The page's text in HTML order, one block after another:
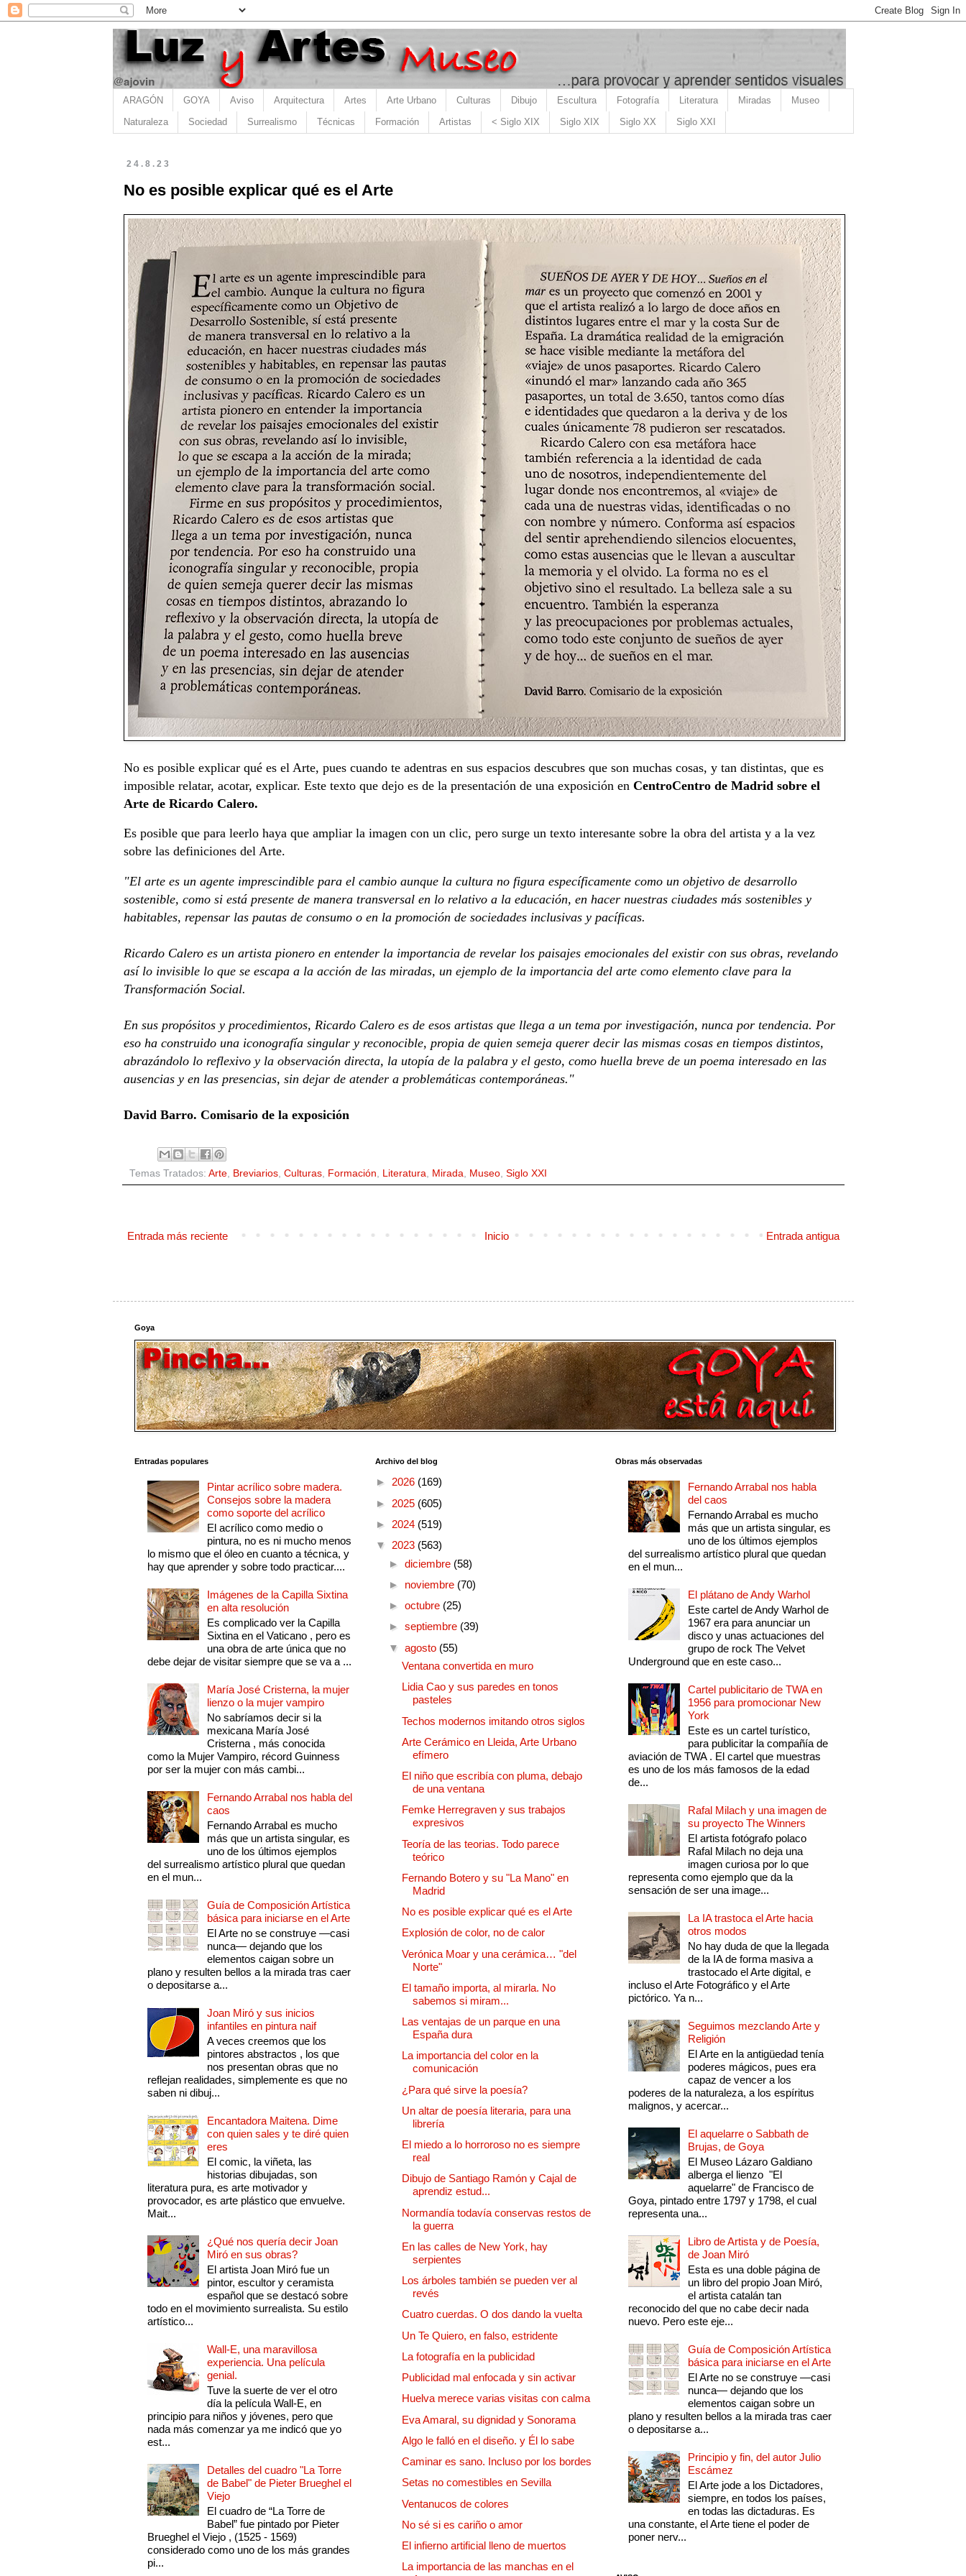
ARAGÓN GOYA Aviso Arquitectura Artes Arte Urbano Culturas Dibujo Escultura Fotografía Literatura Miradas Museo
Naturaleza Sociedad Surrealismo Técnicas Formación Artistas < Siglo XIX Siglo XIX Siglo XX Siglo XXI
24.8.23
No es posible explicar qué es el Arte
No es posible explicar qué es el Arte, pues cuando te adentras en sus espacios descubres que son muchas cosas, y tan distintas, que es
imposible relatar, acotar, explicar. Este texto que dejo es de la presentación de una exposición en CentroCentro de Madrid sobre el
Arte de Ricardo Calero.
Es posible que para leerlo haya que ampliar la imagen con un clic, pero surge un texto interesante sobre la obra del artista y a la vez
sobre las definiciones del Arte.
"El arte es un agente imprescindible para el cambio aunque la cultura no figura específicamente como un objetivo de desarrollo
sostenible, como si está presente de manera transversal en lo relativo a la educación, en hacer nuestras ciudades más sostenibles y
habitables, repensar las pautas de consumo o en la promoción de sociedades inclusivas y pacíficas.
Ricardo Calero es un artista pionero en entender la importancia de revelar los paisajes emocionales del existir con sus obras, revelando
así lo invisible lo que se escapa a la acción de las miradas, un ejemplo de la importancia del arte como elemento clave para la
Transformación Social.
En sus propósitos y procedimientos, Ricardo Calero es de esos artistas que llega a un tema por investigación, nunca por tendencia. Por
eso ha construido una iconografía singular y reconocible, propia de quien semeja querer decir las mismas cosas en tiempos distintos,
abrazándolo lo reflexivo y la observación directa, la utopía de la palabra y el gesto, como huella breve de un poema interesado en las
ausencias y en las presencias, sin dejar de atender a problemáticas contemporáneas."
David Barro. Comisario de la exposición
Temas Tratados: Arte, Breviarios, Culturas, Formación Literatura Mirada Museo, Siglo XXI
Entrada más reciente Entrada antigua
Inicio
Goya
Entradas populares
Pintar acrílico sobre madera.
Consejos sobre la madera
como soporte del acrílico
El acrílico como medio o
pintura, no es ni mucho menos
lo mismo que el óleo en cuanto a técnica, y
hay que aprender y sobre todo practicar....
Imágenes de la Capilla Sixtina
en alta resolución
Es complicado ver la Capilla
Sixtina en el Vaticano , pero es
una obra de arte única que no
debe dejar de visitar siempre que se va a ...
María José Cristerna, la mujer
lienzo o la mujer vampiro
No sabríamos decir si la
mexicana María José
Cristerna , más conocida
como la Mujer Vampiro, récord Guinness
por ser la mujer con más cambi...
Fernando Arrabal nos habla del
caos
Fernando Arrabal es mucho
más que un artista singular, es
uno de los últimos ejemplos
del surrealismo artístico plural que quedan
en el mun...
Guía de Composición Artística
básica para iniciarse en el Arte
El Arte no se construye —casi
nunca— dejando que los
elementos caigan sobre un
plano y resulten bellos a la mirada tras caer
o depositarse a...
Joan Miró y sus inicios
infantiles en pintura naif
A veces creemos que los
pintores abstractos , los que
nos presentan obras que no
reflejan realidades, simplemente es que no
saben ni dibuj...
Encantadora Maitena. Dime
con quien sales y te diré quien
eres
El comic, la viñeta, las
historias dibujadas, son
literatura pura, es arte motivador y
provocador, es arte plástico que envuelve.
Mait...
¿Qué nos quería decir Joan
Miró en sus obras?
El artista Joan Miró fue un
pintor, escultor y ceramista
español que se destacó sobre
todo en el movimiento surrealista. Su estilo
artístico...
Wall-E, una maravillosa
experiencia. Una película
genial.
Tuve la suerte de ver el otro
día la película Wall-E, en
principio para niños y jóvenes, pero que
nada más comenzar ya me indicó que yo
est...
Detalles del cuadro "La Torre
de Babel" de Pieter Brueghel el
Viejo
El cuadro de “La Torre de
Babel” fue pintado por Pieter
Brueghel el Viejo , (1525 - 1569)
considerado como uno de los más grandes
pi...
Archivo del blog
► 2026 (169)
► 2025 (605)
► 2024 (519)
▼ 2023 (563)
► diciembre (58)
► noviembre (70)
► octubre (25)
► septiembre (39)
▼ agosto (55)
Ventana convertida en muro
Lidia Cao y sus paredes en tonos
pasteles
Techos modernos imitando otros siglos
Arte Cerámico en Lleida, Arte Urbano
efímero
El niño que escribía con pluma, debajo
de una ventana
Femke Herregraven y sus trabajos
expresivos
Teoría de las teorias. Todo parece
teórico
Fernando Botero y su "La Mano" en
Madrid
No es posible explicar qué es el Arte
Explosión de color, no de calor
Verónica Moar y una cerámica… "del
Norte"
El tamaño importa, al mirarla. No
sabemos si miram...
Las ventajas de un parque en una
España dura
La importancia del color en la
comunicación
¿Para qué sirve la poesía?
Un altar de poesía literaria, para una
librería
El miedo a lo horroroso no es siempre
real
Dibujo de Santiago Ramón y Cajal de
aprendiz estud...
Normandía todavía conservas restos de
la guerra
En las calles de New York, hay
serpientes
Los árboles también se pueden ver al
revés
Cuatro cuerdas. O dos dando la vuelta
Un Te Quiero, en falso, estridente
La fotografía en la publicidad
Publicidad mal enfocada y sin activar
Huelva merece varias visitas con calma
Eva Amaral, su dignidad y Sonorama
Algo le falló en el diseño. y Él lo sabe
Caminar es sano. Incluso por los bordes
Setas no comestibles en Sevilla
Ventanucos de colores
No sé si es cariño o amor
El infierno artificial lleno de muertos
La importancia de las manchas en el
Obras más observadas
Fernando Arrabal nos habla
del caos
Fernando Arrabal es mucho
más que un artista singular, es
uno de los últimos ejemplos
del surrealismo artístico plural que quedan
en el mun...
El plátano de Andy Warhol
Este cartel de Andy Warhol de
1967 era para anunciar un
disco y unas actuaciones del
grupo de rock The Velvet
Underground que en este caso...
Cartel publicitario de TWA en
1956 para promocionar New
York
Este es un cartel turístico,
para publicitar la compañía de
aviación de TWA . El cartel que muestras
es uno de los más famosos de la edad
de...
Rafal Milach y una imagen de
su proyecto The Winners
El artista fotógrafo polaco
Rafal Milach no deja una
imagen curiosa por lo que
representa como ejemplo que da la
sensación de ser una image...
La IA trastoca el Arte hacia
otros modos
No hay duda de que la llegada
de la IA de forma masiva a
trastocado el Arte digital, e
incluso el Arte Fotográfico y el Arte
pictórico. Ya n...
Seguimos mezclando Arte y
Religión
El Arte en la antigüedad tenía
poderes mágicos, pues era
capaz de vencer a los
poderes de la naturaleza, a los espíritus
malignos, y acercar...
El aquelarre o Sabbath de
Brujas, de Goya
El Museo Lázaro Galdiano
alberga el lienzo "El
aquelarre" de Francisco de
Goya, pintado entre 1797 y 1798, el cual
representa una...
Libro de Artista y de Poesía,
de Joan Miró
Esta es una doble página de
un libro del propio Joan Miró,
el artista catalán tan
reconocido del que no cabe decir nada
nuevo. Pero este eje...
Guía de Composición Artística
básica para iniciarse en el Arte
El Arte no se construye —casi
nunca— dejando que los
elementos caigan sobre un
plano y resulten bellos a la mirada tras caer
o depositarse a...
Principio y fin, del autor Julio
Escámez
El Arte jode a los Dictadores,
siempre, en todos los países,
en todas las dictaduras. Es
una constante, el Arte tiene el poder de
poner nerv...